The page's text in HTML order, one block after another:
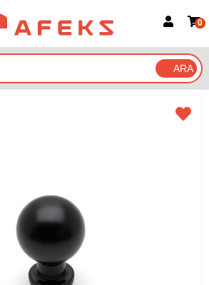
Google İle Bağlan
0